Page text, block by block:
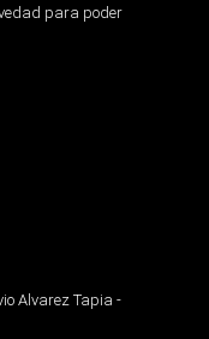
para poder
Alvarez Tapia -